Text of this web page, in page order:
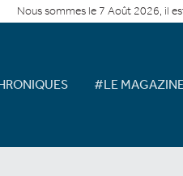
Nous sommes le 7 Août 2026, il
#LE MAGAZINE